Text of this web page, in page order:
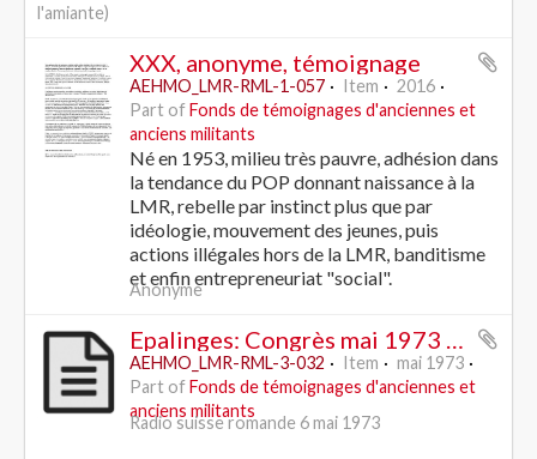
l'amiante)
XXX, anonyme, témoignage
AEHMO_LMR-RML-1-057 Item
2016
Part ofFonds de témoignages d'anciennes et
anciens militants
Né en 1953, milieu très pauvre, adhésion dans
la tendance du POP donnant naissance à la
LMR, rebelle par instinct plus que par
idéologie, mouvement des jeunes, puis
actions illégales hors de la LMR, banditisme
et enfin entrepreneuriat "social".
Anonyme
Epalinges: Congrès mai 1973 - interview d'Olivier Pavillon
AEHMO_LMR-RML-3-032 Item
mai 1973
Part ofFonds de témoignages d'anciennes et
anciens militants
Radio suisse romande 6 mai 1973